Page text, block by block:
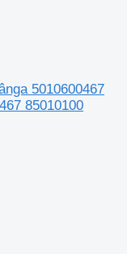
5010600467
85010100